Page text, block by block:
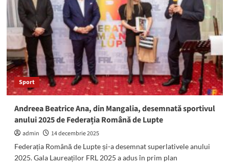
2
Mai,
victorie
CATEGORICĂ
fața
formației
Oportun
Mangalia
Sport
Andreea Beatrice Ana, din Mangalia, desemnată sportivul
anului 2025 de Federația Română de Lupte
admin
14 decembrie 2025
Federația Română de Lupte și-a desemnat superlativele anului
2025. Gala Laureaților FRL 2025 a adus în prim plan